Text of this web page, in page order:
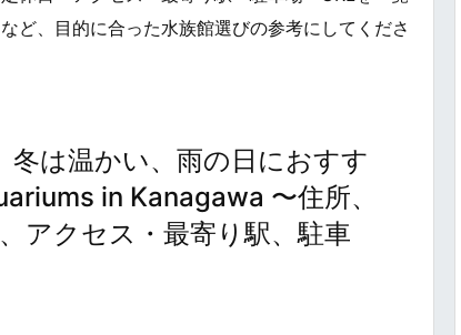
ど、目的に合った水族館選びの参考にしてくださ
冬は温かい、雨の日におすす
in Kanagawa 〜住所、
アクセス・最寄り駅、駐車